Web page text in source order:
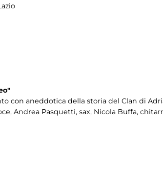
con aneddotica della storia del Clan di
Andrea Pasquetti, sax, Nicola Buffa,